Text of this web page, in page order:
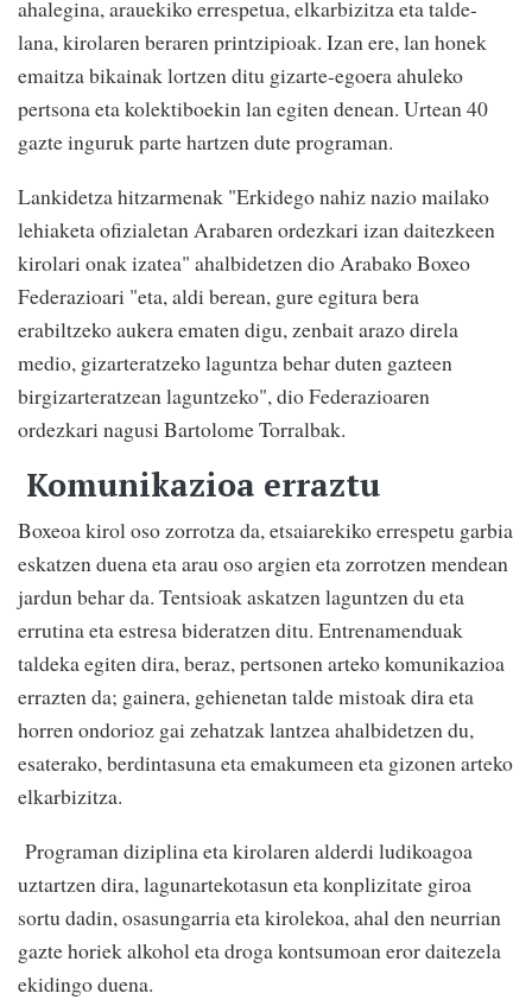
ahalegina, arauekiko errespetua, elkarbizitza eta talde-
lana, kirolaren beraren printzipioak. Izan ere, lan honek
emaitza bikainak lortzen ditu gizarte-egoera ahuleko
pertsona eta kolektiboekin lan egiten denean. Urtean 40
gazte inguruk parte hartzen dute programan.
Lankidetza hitzarmenak "Erkidego nahiz nazio mailako
lehiaketa ofizialetan Arabaren ordezkari izan daitezkeen
kirolari onak izatea" ahalbidetzen dio Arabako Boxeo
Federazioari "eta, aldi berean, gure egitura bera
erabiltzeko aukera ematen digu, zenbait arazo direla
medio, gizarteratzeko laguntza behar duten gazteen
birgizarteratzean laguntzeko", dio Federazioaren
ordezkari nagusi Bartolome Torralbak.
Komunikazioa erraztu
Boxeoa kirol oso zorrotza da, etsaiarekiko errespetu garbia
eskatzen duena eta arau oso argien eta zorrotzen mendean
jardun behar da. Tentsioak askatzen laguntzen du eta
errutina eta estresa bideratzen ditu. Entrenamenduak
taldeka egiten dira, beraz, pertsonen arteko komunikazioa
errazten da; gainera, gehienetan talde mistoak dira eta
horren ondorioz gai zehatzak lantzea ahalbidetzen du,
esaterako, berdintasuna eta emakumeen eta gizonen arteko
elkarbizitza.
Programan diziplina eta kirolaren alderdi ludikoagoa
uztartzen dira, lagunartekotasun eta konplizitate giroa
sortu dadin, osasungarria eta kirolekoa, ahal den neurrian
gazte horiek alkohol eta droga kontsumoan eror daitezela
ekidingo duena.